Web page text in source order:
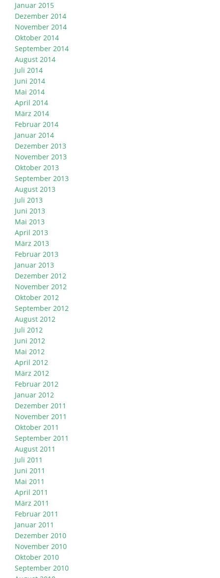
Januar 2015
Dezember 2014
November 2014
Oktober 2014
September 2014
August 2014
Juli 2014
Juni 2014
Mai 2014
April 2014
März 2014
Februar 2014
Januar 2014
Dezember 2013
November 2013
Oktober 2013
September 2013
August 2013
Juli 2013
Juni 2013
Mai 2013
April 2013
März 2013
Februar 2013
Januar 2013
Dezember 2012
November 2012
Oktober 2012
September 2012
August 2012
Juli 2012
Juni 2012
Mai 2012
April 2012
März 2012
Februar 2012
Januar 2012
Dezember 2011
November 2011
Oktober 2011
September 2011
August 2011
Juli 2011
Juni 2011
Mai 2011
April 2011
März 2011
Februar 2011
Januar 2011
Dezember 2010
November 2010
Oktober 2010
September 2010